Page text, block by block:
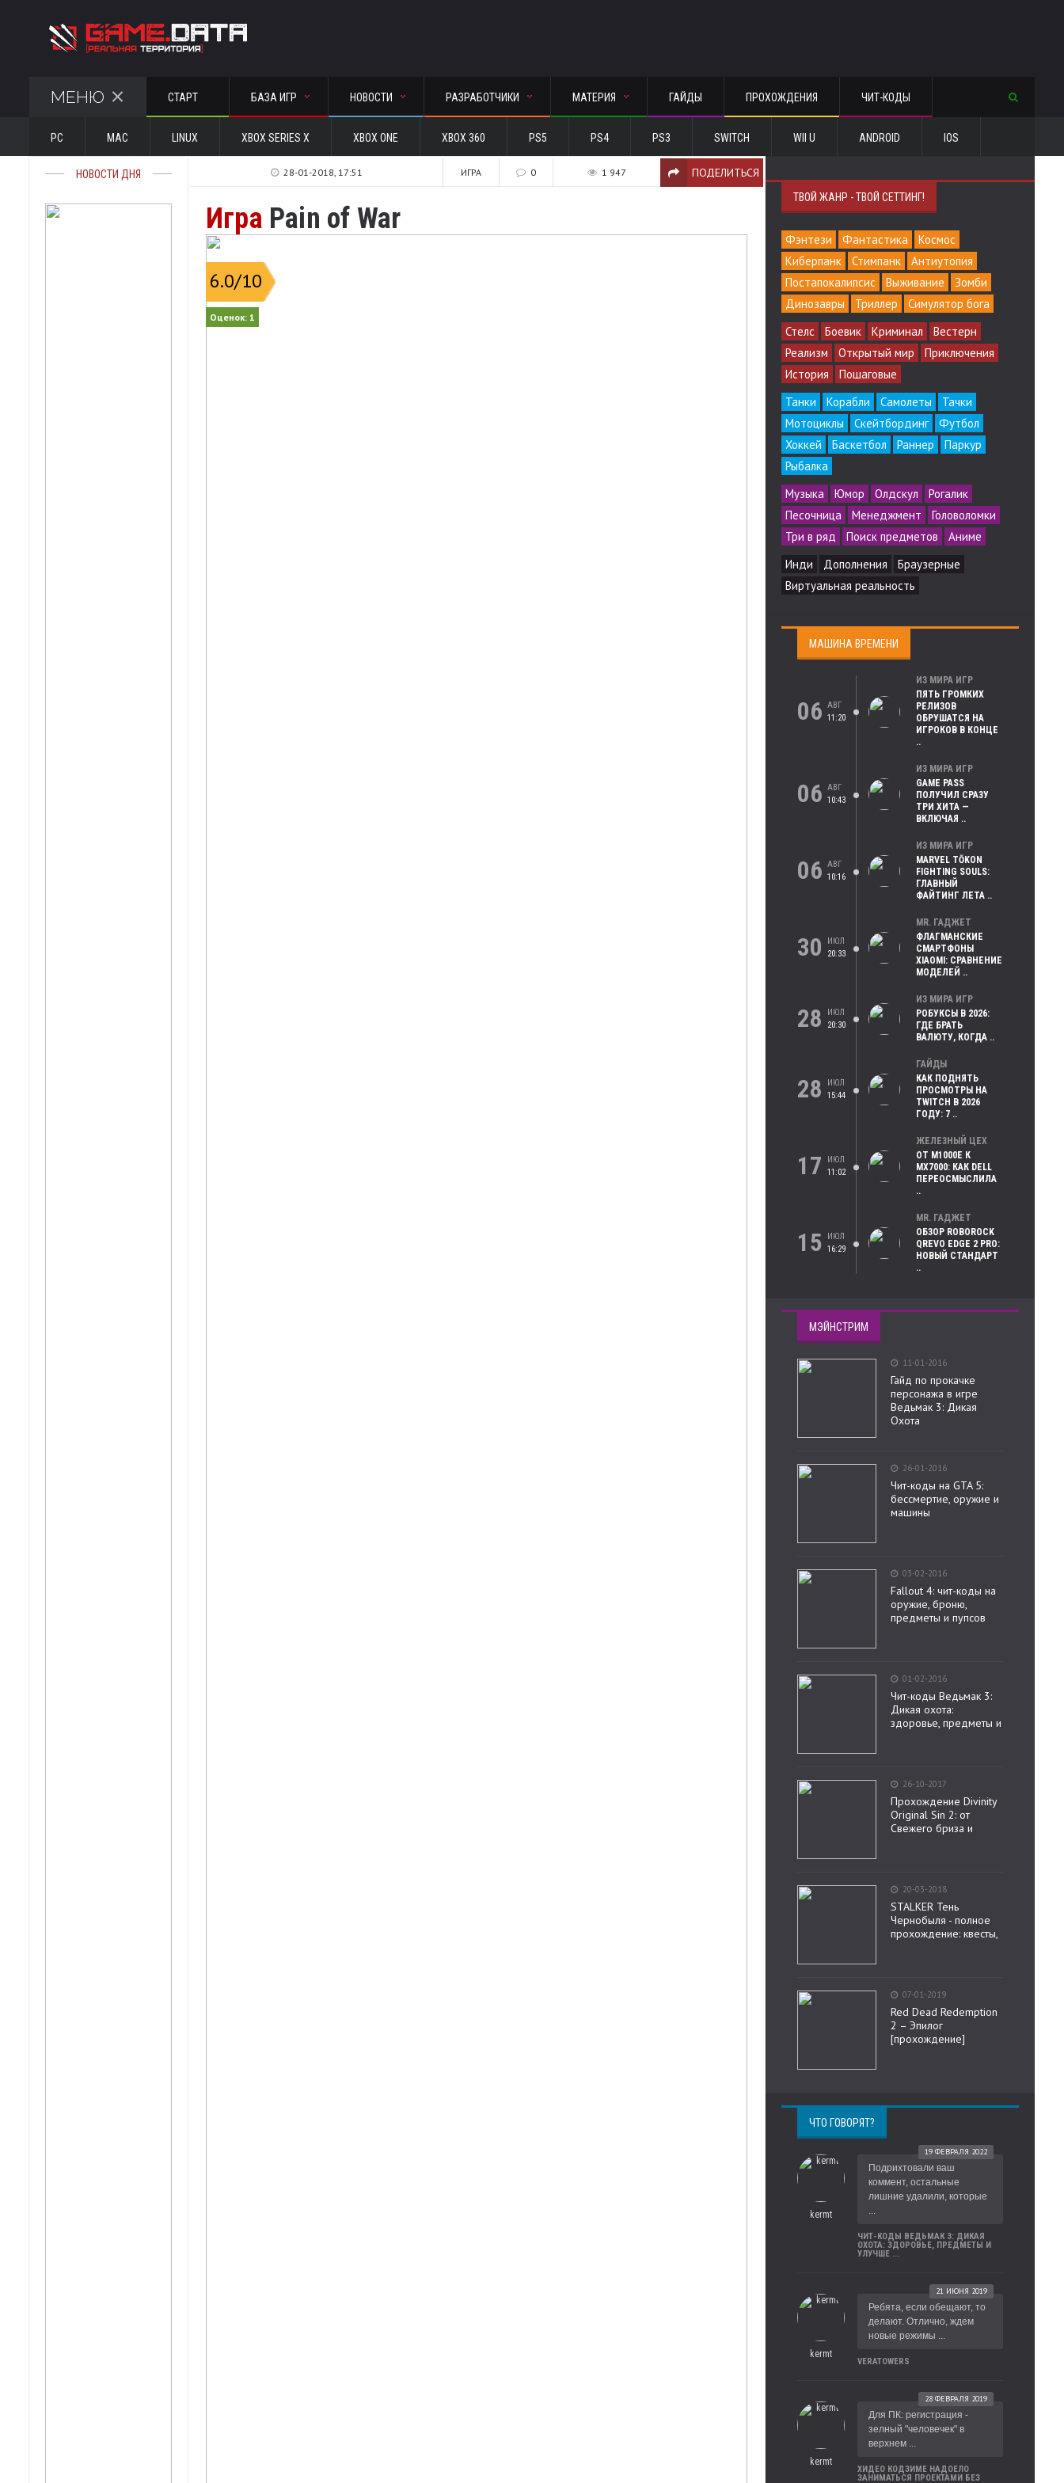
МЕНЮ СТАРТ БАЗА ИГР НОВОСТИ РАЗРАБОТЧИКИ МАТЕРИЯ ГАЙДЫ ПРОХОЖДЕНИЯ ЧИТ-КОДЫ
PC MAC LINUX XBOX SERIES X XBOX ONE XBOX 360 PS5 PS4 PS3 SWITCH WII U ANDROID IOS
НОВОСТИ ДНЯ 28-01-2018, 17:51 ИГРА 0 1 947 ПОДЕЛИТЬСЯ
Игра Pain of War
6.0/10
Оценок: 1
ТВОЙ ЖАНР - ТВОЙ СЕТТИНГ!
Фэнтези Фантастика
Космос
Киберпанк
Стимпанк
Антиутопия
Постапокалипсис
Выживание
Зомби
Динозавры
Триллер
Симулятор бога
Стелс
Боевик Криминал
Вестерн
Реализм
Открытый мир
Приключения
История
Пошаговые
Танки
Корабли Самолеты
Тачки
Мотоциклы
Скейтбординг
Футбол
Хоккей
Баскетбол Раннер
Паркур
Рыбалка
Музыка
Юмор Олдскул
Рогалик
Песочница
Менеджмент
Головоломки
Три в ряд
Поиск предметов
Аниме
Инди
Дополнения
Браузерные
Виртуальная реальность
МАШИНА ВРЕМЕНИ
06 АВГ
11:20
ИЗ МИРА ИГР
ПЯТЬ ГРОМКИХ
РЕЛИЗОВ
ОБРУШАТСЯ НА
ИГРОКОВ В КОНЦЕ
..
06 АВГ
10:43
ИЗ МИРА ИГР
GAME PASS
ПОЛУЧИЛ СРАЗУ
ТРИ ХИТА —
ВКЛЮЧАЯ ..
06 АВГ
10:16
ИЗ МИРА ИГР
MARVEL TŌKON
FIGHTING SOULS:
ГЛАВНЫЙ
ФАЙТИНГ ЛЕТА ..
30
ИЮЛ
20:33
MR. ГАДЖЕТ
ФЛАГМАНСКИЕ
СМАРТФОНЫ
XIAOMI: СРАВНЕНИЕ
МОДЕЛЕЙ ..
28
ИЮЛ
20:30
ИЗ МИРА ИГР
РОБУКСЫ В 2026:
ГДЕ БРАТЬ
ВАЛЮТУ, КОГДА ..
28
ИЮЛ
15:44
ГАЙДЫ
КАК ПОДНЯТЬ
ПРОСМОТРЫ НА
TWITCH В 2026
ГОДУ: 7 ..
17
ИЮЛ
11:02
ЖЕЛЕЗНЫЙ ЦЕХ
ОТ M1000E К
MX7000: КАК DELL
ПЕРЕОСМЫСЛИЛА
..
15
ИЮЛ
16:29
MR. ГАДЖЕТ
ОБЗОР ROBOROCK
QREVO EDGE 2 PRO:
НОВЫЙ СТАНДАРТ
..
МЭЙНСТРИМ
11-01-2016
Гайд по прокачке
персонажа в игре
Ведьмак 3: Дикая
Охота
26-01-2016
Чит-коды на GTA 5:
бессмертие, оружие и
машины
03-02-2016
Fallout 4: чит-коды на
оружие, броню,
предметы и пупсов
01-02-2016
Чит-коды Ведьмак 3:
Дикая охота:
здоровье, предметы и
26-10-2017
Прохождение Divinity
Original Sin 2: от
Свежего бриза и
20-03-2018
STALKER Тень
Чернобыля - полное
прохождение: квесты,
07-01-2019
Red Dead Redemption
2 – Эпилог
[прохождение]
ЧТО ГОВОРЯТ?
kermt
19 ФЕВРАЛЯ 2022
Подрихтовали ваш
коммент, остальные
лишние удалили, которые
...
ЧИТ-КОДЫ ВЕДЬМАК 3: ДИКАЯ
ОХОТА: ЗДОРОВЬЕ, ПРЕДМЕТЫ И
УЛУЧШЕ ...
kermt
21 ИЮНЯ 2019
Ребята, если обещают, то
делают. Отлично, ждем
новые режимы ...
VERATOWERS
kermt
28 ФЕВРАЛЯ 2019
Для ПК: регистрация -
зелный "человечек" в
верхнем ...
ХИДЕО КОДЗИМЕ НАДОЕЛО
ЗАНИМАТЬСЯ ПРОЕКТАМИ БЕЗ